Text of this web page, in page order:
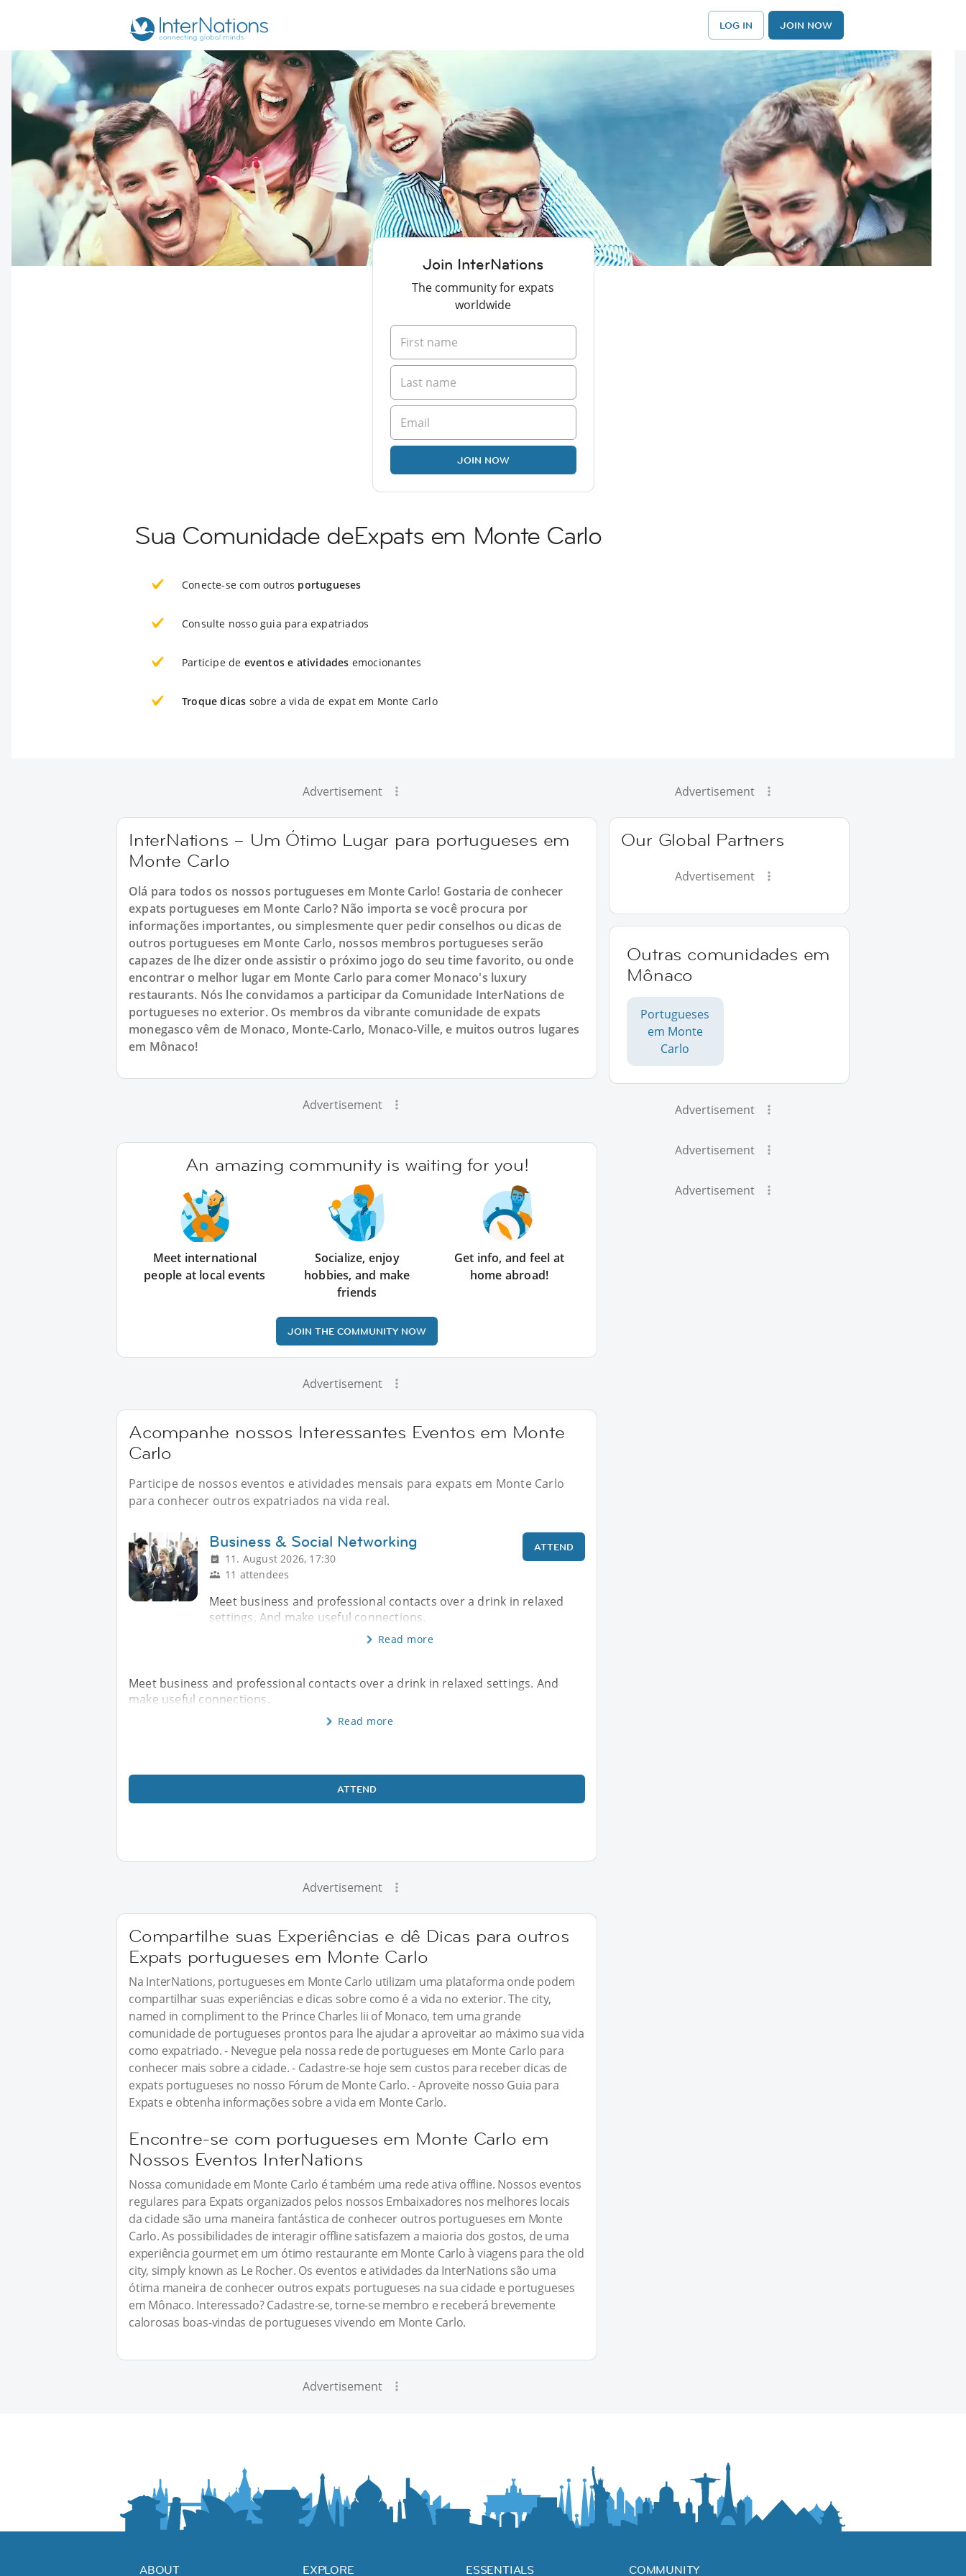
LOG IN JOIN NOW
Join InterNations
The community for expats
worldwide
JOIN NOW
Sua Comunidade deExpats em Monte Carlo
Conecte-se com outros portugueses
Consulte nosso guia para expatriados
Participe de eventos e atividades emocionantes
Troque dicas sobre a vida de expat em Monte Carlo
Advertisement
InterNations – Um Ótimo Lugar para portugueses em
Monte Carlo
Olá para todos os nossos portugueses em Monte Carlo! Gostaria de conhecer
expats portugueses em Monte Carlo? Não importa se você procura por
informações importantes, ou simplesmente quer pedir conselhos ou dicas de
outros portugueses em Monte Carlo, nossos membros portugueses serão
capazes de lhe dizer onde assistir o próximo jogo do seu time favorito, ou onde
encontrar o melhor lugar em Monte Carlo para comer Monaco's luxury
restaurants. Nós lhe convidamos a participar da Comunidade InterNations de
portugueses no exterior. Os membros da vibrante comunidade de expats
monegasco vêm de Monaco, Monte-Carlo, Monaco-Ville, e muitos outros lugares
em Mônaco!
Advertisement
An amazing community is waiting for you!
Meet international
people at local events
Socialize, enjoy
hobbies, and make
friends
Get info, and feel at
home abroad!
JOIN THE COMMUNITY NOW
Advertisement
Acompanhe nossos Interessantes Eventos em Monte
Carlo
Participe de nossos eventos e atividades mensais para expats em Monte Carlo
para conhecer outros expatriados na vida real.
Business & Social Networking
11. August 2026, 17:30
11 attendees
ATTEND
Meet business and professional contacts over a drink in relaxed
settings. And make useful connections.
Read more
Meet business and professional contacts over a drink in relaxed settings. And
make useful connections.
Read more
ATTEND
Advertisement
Compartilhe suas Experiências e dê Dicas para outros
Expats portugueses em Monte Carlo
Na InterNations, portugueses em Monte Carlo utilizam uma plataforma onde podem
compartilhar suas experiências e dicas sobre como é a vida no exterior. The city,
named in compliment to the Prince Charles Iii of Monaco, tem uma grande
comunidade de portugueses prontos para lhe ajudar a aproveitar ao máximo sua vida
como expatriado. - Nevegue pela nossa rede de portugueses em Monte Carlo para
conhecer mais sobre a cidade. - Cadastre-se hoje sem custos para receber dicas de
expats portugueses no nosso Fórum de Monte Carlo. - Aproveite nosso Guia para
Expats e obtenha informações sobre a vida em Monte Carlo.
Encontre-se com portugueses em Monte Carlo em
Nossos Eventos InterNations
Nossa comunidade em Monte Carlo é também uma rede ativa offline. Nossos eventos
regulares para Expats organizados pelos nossos Embaixadores nos melhores locais
da cidade são uma maneira fantástica de conhecer outros portugueses em Monte
Carlo. As possibilidades de interagir offline satisfazem a maioria dos gostos, de uma
experiência gourmet em um ótimo restaurante em Monte Carlo à viagens para the old
city, simply known as Le Rocher. Os eventos e atividades da InterNations são uma
ótima maneira de conhecer outros expats portugueses na sua cidade e portugueses
em Mônaco. Interessado? Cadastre-se, torne-se membro e receberá brevemente
calorosas boas-vindas de portugueses vivendo em Monte Carlo.
Advertisement
Advertisement
Our Global Partners
Advertisement
Outras comunidades em
Mônaco
Portugueses
em Monte
Carlo
Advertisement
Advertisement
Advertisement
ABOUT EXPLORE ESSENTIALS COMMUNITY